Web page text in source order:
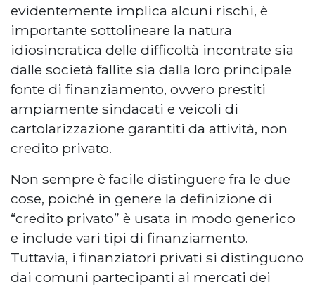
evidentemente implica alcuni rischi, è
importante sottolineare la natura
idiosincratica delle difficoltà incontrate sia
dalle società fallite sia dalla loro principale
fonte di finanziamento, ovvero prestiti
ampiamente sindacati e veicoli di
cartolarizzazione garantiti da attività, non
credito privato.
Non sempre è facile distinguere fra le due
cose, poiché in genere la definizione di
“credito privato” è usata in modo generico
e include vari tipi di finanziamento.
Tuttavia, i finanziatori privati si distinguono
dai comuni partecipanti ai mercati dei